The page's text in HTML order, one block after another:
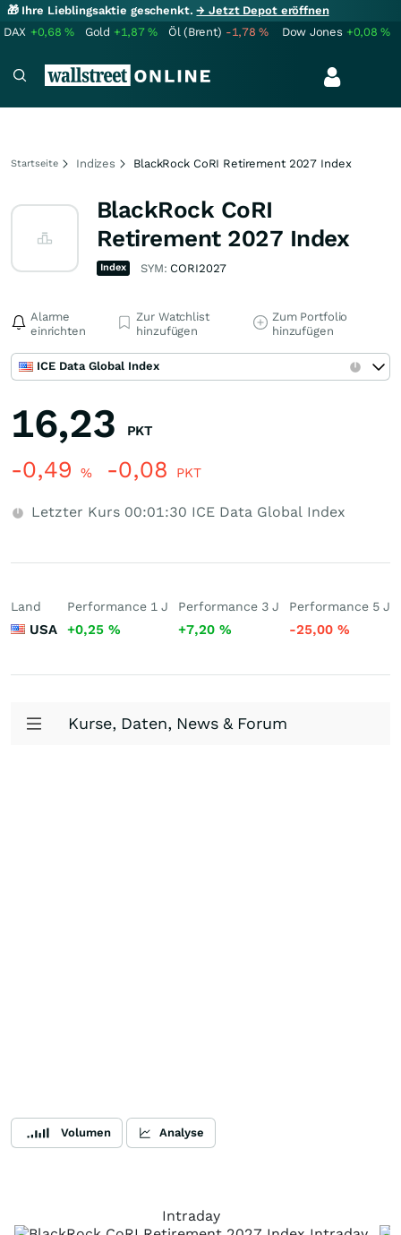
🎁 Ihre Lieblingsaktie geschenkt.→ Jetzt Depot eröffnen
DAX +0,68% Gold +1,87% Öl (Brent) -1,78% Dow Jones +0,08%
Startseite Indizes BlackRock CoRI Retirement 2027 Index
BlackRock CoRI
Retirement 2027 Index
Index SYM: CORI2027
Alarme
einrichten
Zur Watchlist
hinzufügen
Zum Portfolio
hinzufügen
ICE Data Global Index
16,23 PKT
-0,49 % -0,08 PKT
Letzter Kurs 00:01:30 ICE Data Global Index
Land
USA
Performance 1 J
+0,25 %
Performance 3 J
+7,20 %
Performance 5 J
-25,00 %
Kurse, Daten, News & Forum
Volumen Analyse
Intraday